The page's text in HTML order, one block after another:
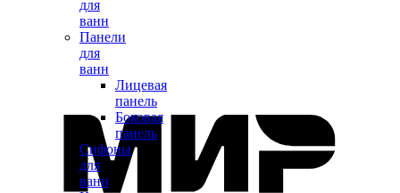
для
ванн
Панели
для
ванн
Лицевая
панель
Боковая
панель
Сифоны
для
ванн